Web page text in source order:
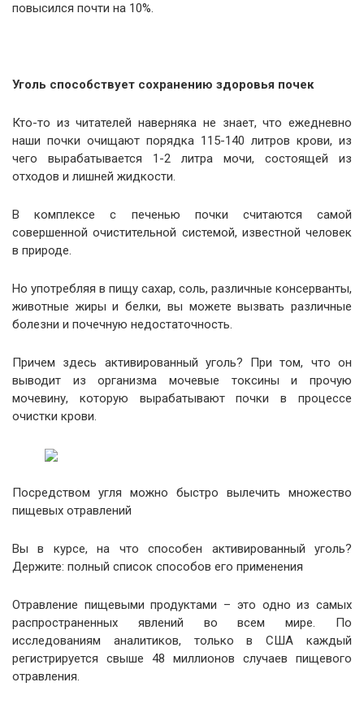
повысился почти на 10%.
Уголь способствует сохранению здоровья почек
Кто-то из читателей наверняка не знает, что ежедневно
наши почки очищают порядка 115-140 литров крови, из
чего вырабатывается 1-2 литра мочи, состоящей из
отходов и лишней жидкости.
В комплексе с печенью почки считаются самой
совершенной очистительной системой, известной человек
в природе.
Но употребляя в пищу сахар, соль, различные консерванты,
животные жиры и белки, вы можете вызвать различные
болезни и почечную недостаточность.
Причем здесь активированный уголь? При том, что он
выводит из организма мочевые токсины и прочую
мочевину, которую вырабатывают почки в процессе
очистки крови.
Посредством угля можно быстро вылечить множество
пищевых отравлений
Вы в курсе, на что способен активированный уголь?
Держите: полный список способов его применения
Отравление пищевыми продуктами – это одно из самых
распространенных явлений во всем мире. По
исследованиям аналитиков, только в США каждый
регистрируется свыше 48 миллионов случаев пищевого
отравления.